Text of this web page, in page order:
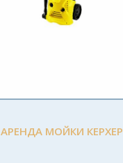
АРЕНДА МОЙКИ КЕРХЕР